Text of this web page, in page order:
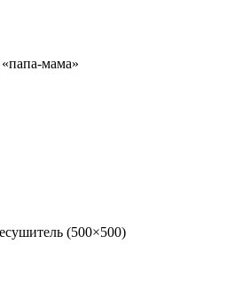
мама»
(500×500)